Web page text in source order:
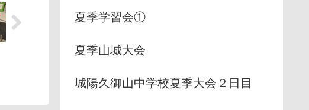
夏季学習会①
夏季山城大会
城陽久御山中学校夏季大会２日目